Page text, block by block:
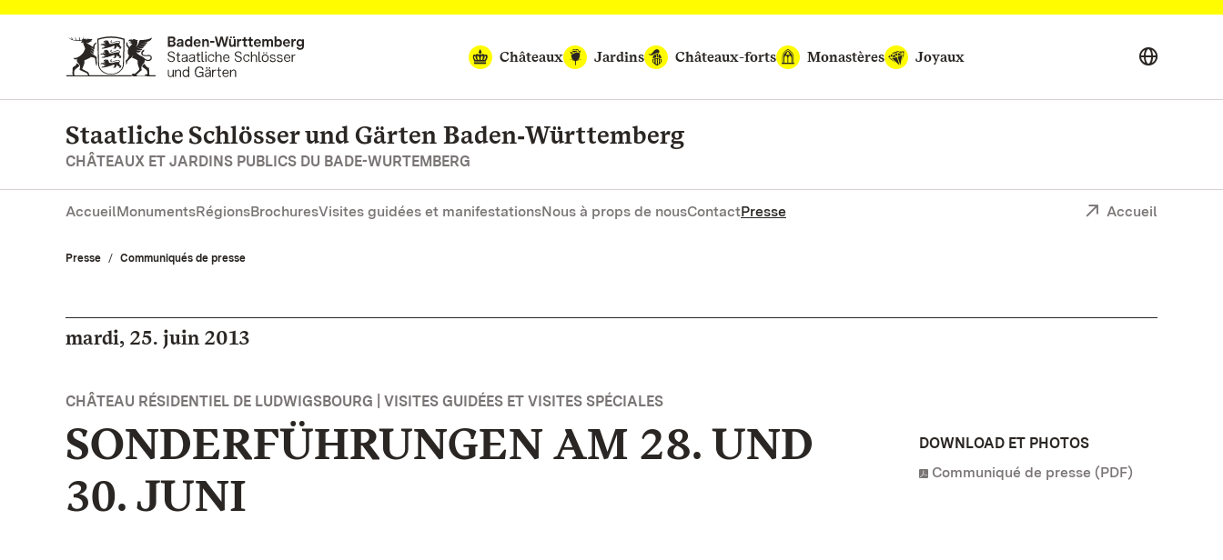
Vers la page d’accueil
Châteaux
Jardins Châteaux-forts Monastères Joyaux
Staatliche Schlösser und Gärten Baden‑Württemberg
CHÂTEAUX ET JARDINS PUBLICS DU BADE-WURTEMBERG
AccueilMonumentsRégionsBrochuresVisites guidées et manifestationsNous à props de nousContactPresse Accueil
Presse Communiqués de presse
mardi, 25. juin 2013
CHÂTEAU RÉSIDENTIEL DE LUDWIGSBOURG | VISITES GUIDÉES ET VISITES SPÉCIALES
SONDERFÜHRUNGEN AM 28. UND
30. JUNI
DOWNLOAD ET PHOTOS
Communiqué de presse (PDF)